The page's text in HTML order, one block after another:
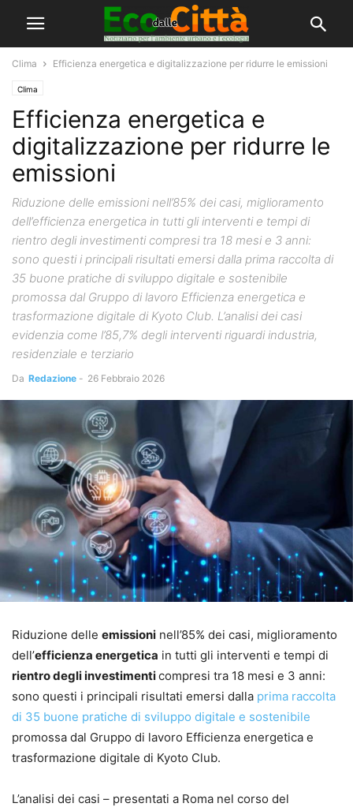
Clima Efficienza energetica e digitalizzazione per ridurre le emissioni
Clima
Efficienza energetica e
digitalizzazione per ridurre le
emissioni
Riduzione delle emissioni nell’85% dei casi, miglioramento
dell’efficienza energetica in tutti gli interventi e tempi di
rientro degli investimenti compresi tra 18 mesi e 3 anni:
sono questi i principali risultati emersi dalla prima raccolta di
35 buone pratiche di sviluppo digitale e sostenibile
promossa dal Gruppo di lavoro Efficienza energetica e
trasformazione digitale di Kyoto Club. L’analisi dei casi
evidenzia come l’85,7% degli interventi riguardi industria,
residenziale e terziario
Da Redazione - 26 Febbraio 2026
Riduzione delle emissioni nell’85% dei casi, miglioramento
dell’efficienza energetica in tutti gli interventi e tempi di
rientro degli investimenticompresi tra 18 mesi e 3 anni:
sono questi i principali risultati emersi dalla prima raccolta
di 35 buone pratiche di sviluppo digitale e sostenibile
promossa dal Gruppo di lavoro Efficienza energetica e
trasformazione digitale di Kyoto Club.
L’analisi dei casi – presentati a Roma nel corso del